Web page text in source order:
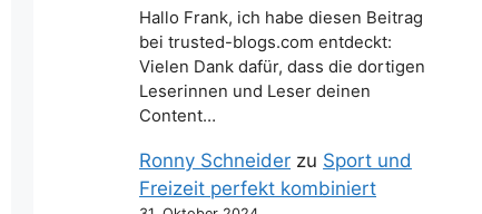
Hallo Frank, ich habe diesen Beitrag
bei trusted-blogs.com entdeckt:
Vielen Dank dafür, dass die dortigen
Leserinnen und Leser deinen
Content…
Ronny Schneider zu Sport und
Freizeit perfekt kombiniert